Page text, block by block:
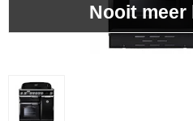
Nooit meer